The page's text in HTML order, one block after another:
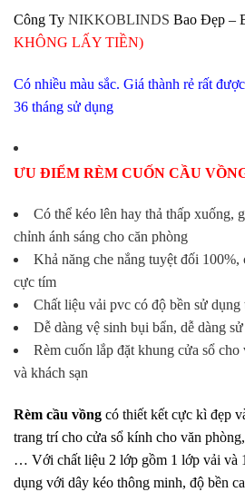
Công Ty NIKKOBLINDS Bao Đẹp –
KHÔNG LẤY TIỀN)
Có nhiều màu sắc. Giá thành rẻ rất
36 tháng sử dụng
ƯU ĐIỂM RÈM CUỐN CẦU
Có thể kéo lên hay thả thấp xuống,
chỉnh ánh sáng cho căn phòng
Khả năng che nắng tuyệt đối
cực tím
Chất liệu vải pvc có độ bền sử dụng
Dễ dàng vệ sinh bụi bẩn, dễ dàng
Rèm cuốn lắp đặt khung cửa sổ
và khách sạn
Rèm cầu vồng có thiết kết cực kì đẹp
trang trí cho cửa sổ kính cho văn
… Với chất liệu 2 lớp gồm 1 lớp vải và
dụng với dây kéo thông minh, độ bền